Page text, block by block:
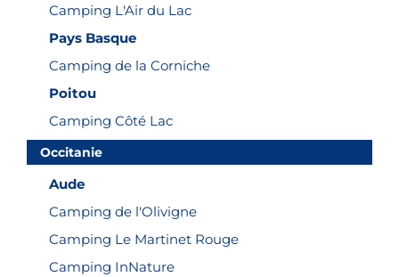
Camping L'Air du Lac
Pays Basque
Camping de la Corniche
Poitou
Camping Côté Lac
Occitanie
Aude
Camping de l'Olivigne
Camping Le Martinet Rouge
Camping InNature